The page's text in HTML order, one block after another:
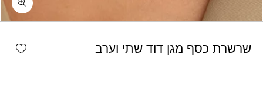
שרשרת כסף מגן דוד שתי וערב